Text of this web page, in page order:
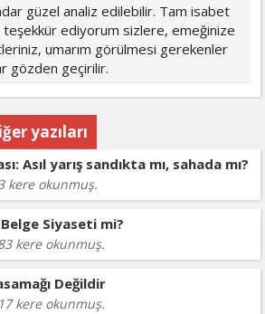
güzel analiz edilebilir. Tam isabet
teşekkür ediyorum sizlere, emeğinize
umarım görülmesi gerekenler
gözden geçirilir.
yazıları
Asıl yarış sandıkta mı, sahada mı?
kere okunmuş.
Siyaseti mi?
kere okunmuş.
Değildir
kere okunmuş.